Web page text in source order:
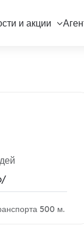
и акции
500 м.